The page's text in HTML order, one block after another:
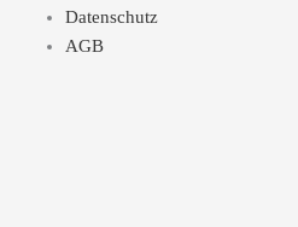
Datenschutz
AGB